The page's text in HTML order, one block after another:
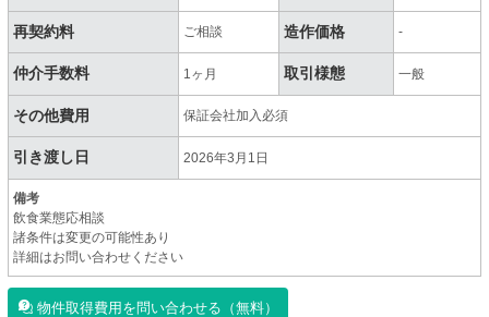
再契約料 ご相談 造作価格 -
仲介手数料 1ヶ月 取引様態 一般
その他費用 保証会社加入必須
引き渡し日 2026年3月1日
備考
飲食業態応相談
諸条件は変更の可能性あり
詳細はお問い合わせください
物件取得費用を問い合わせる（無料）